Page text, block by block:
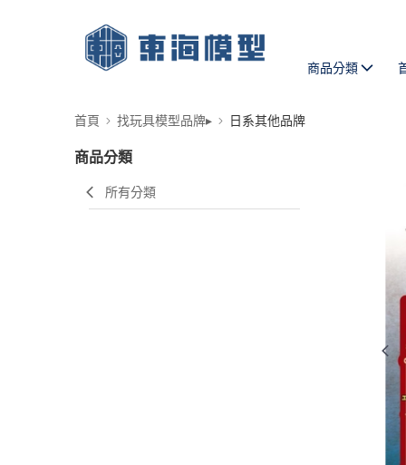
商品分類
首頁 找玩具模型品牌▸ 日系其他品牌
商品分類
所有分類